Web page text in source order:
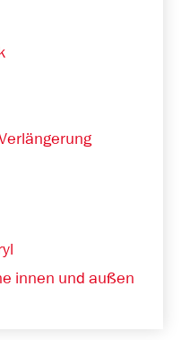
innen und außen